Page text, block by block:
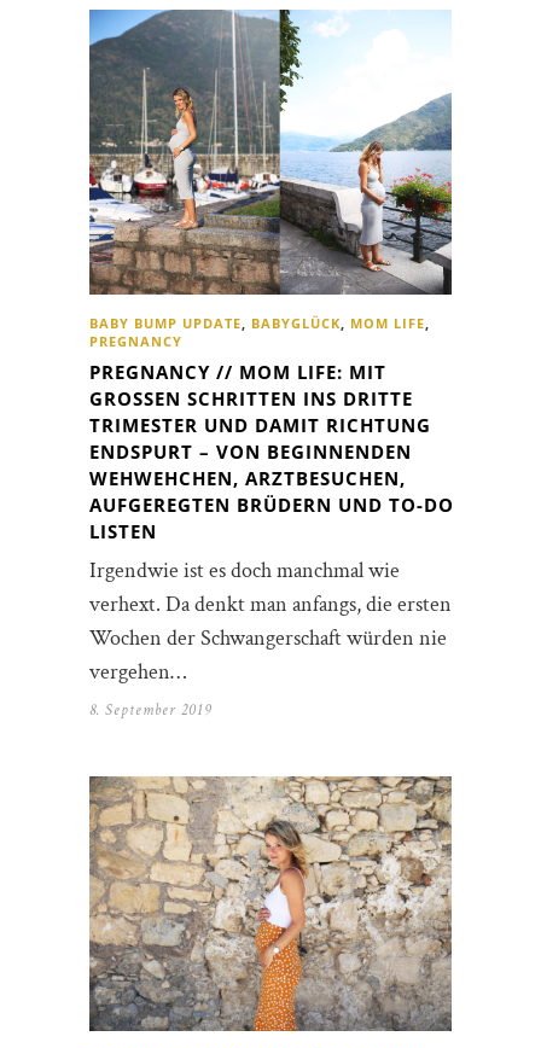
BABY BUMP UPDATE, BABYGLÜCK, MOM LIFE,
PREGNANCY
PREGNANCY // MOM LIFE: MIT
GROSSEN SCHRITTEN INS DRITTE T
RIMESTER UND DAMIT RICHTUNG E
NDSPURT – VON BEGINNENDEN W
EHWEHCHEN, ARZTBESUCHEN, A
UFGEREGTEN BRÜDERN UND TO-DO-L
ISTEN
Irgendwie ist es doch manchmal wie
verhext. Da denkt man anfangs, die ersten
Wochen der Schwangerschaft würden nie
vergehen…
8. September 2019